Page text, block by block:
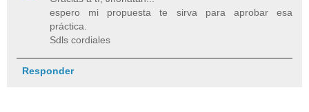
espero mi propuesta te sirva para aprobar esa
práctica.
Sdls cordiales
Responder